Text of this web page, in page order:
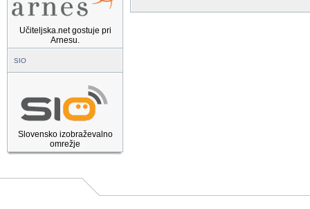
Učiteljska.net gostuje pri
Arnesu.
SIO
Slovensko izobraževalno
omrežje